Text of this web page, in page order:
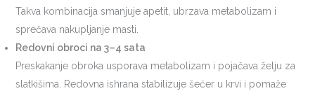
Takva kombinacija smanjuje apetit, ubrzava metabolizam i
sprečava nakupljanje masti.
Redovni obroci na 3–4 sata
Preskakanje obroka usporava metabolizam i pojačava želju za
slatkišima. Redovna ishrana stabilizuje šećer u krvi i pomaže